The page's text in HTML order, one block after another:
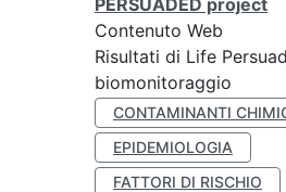
PERSUADED project
Contenuto Web
Risultati di Life
biomonitoraggio
CONTAMINANTI
EPIDEMIOLOGIA
FATTORI DI RISCHIO